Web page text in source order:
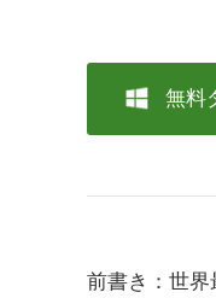
無料
前書き：世界